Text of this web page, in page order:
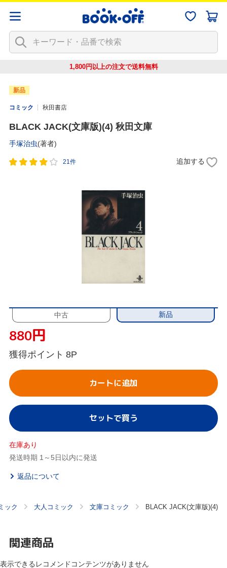
1,800円以上の注文で送料無料
新品
コミック 秋田書店
BLACK JACK(文庫版)(4) 秋田文庫
手塚治虫(著者)
21件 追加する
中古 新品
880円
獲得ポイント 8P
カートに追加
セットで買う
在庫あり
発送時期 1～5日以内に発送
返品について
ック 大人コミック 文庫コミック BLACK JACK(文庫版)(4)
関連商品
表示できるレコメンドコンテンツがありません